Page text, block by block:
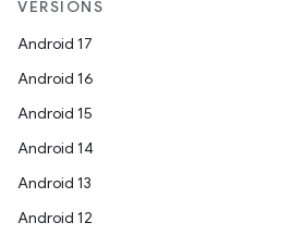
VERSIONS
Android 17
Android 16
Android 15
Android 14
Android 13
Android 12